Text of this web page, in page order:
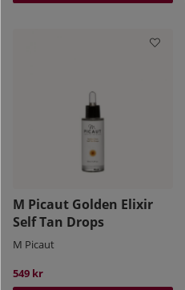
M Picaut Golden Elixir
Self Tan Drops
M Picaut
549 kr